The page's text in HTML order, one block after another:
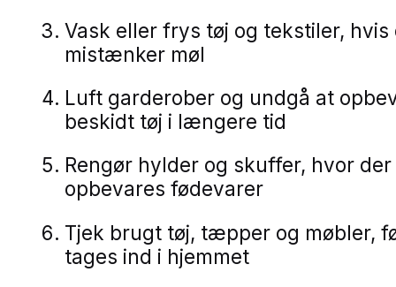
Vask eller frys tøj og tekstiler, hvis
mistænker møl
Luft garderober og undgå at
beskidt tøj i længere tid
Rengør hylder og skuffer, hvor der
opbevares fødevarer
Tjek brugt tøj, tæpper og møbler,
tages ind i hjemmet